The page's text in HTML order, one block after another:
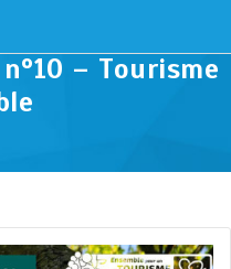
– Tourisme